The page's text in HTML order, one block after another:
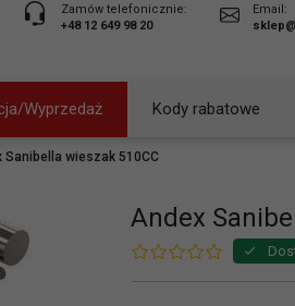
Zamów telefonicznie:
+48 12 649 98 20
Email:
Wyprzedaż Kody rabatowe
Sanibella wieszak 510CC
Andex